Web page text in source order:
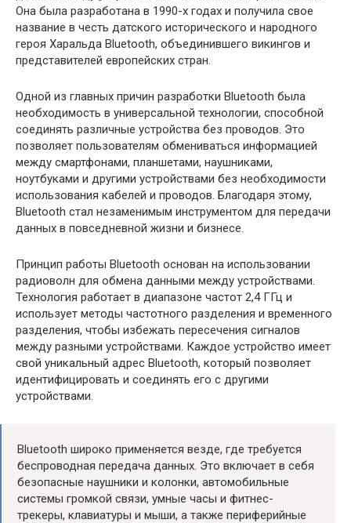
Она была разработана в 1990-х годах и получила свое
название в честь датского исторического и народного
героя Харальда Bluetooth, объединившего викингов и
представителей европейских стран.
Одной из главных причин разработки Bluetooth была
необходимость в универсальной технологии, способной
соединять различные устройства без проводов. Это
позволяет пользователям обмениваться информацией
между смартфонами, планшетами, наушниками,
ноутбуками и другими устройствами без необходимости
использования кабелей и проводов. Благодаря этому,
Bluetooth стал незаменимым инструментом для передачи
данных в повседневной жизни и бизнесе.
Принцип работы Bluetooth основан на использовании
радиоволн для обмена данными между устройствами.
Технология работает в диапазоне частот 2,4 ГГц и
использует методы частотного разделения и временного
разделения, чтобы избежать пересечения сигналов
между разными устройствами. Каждое устройство имеет
свой уникальный адрес Bluetooth, который позволяет
идентифицировать и соединять его с другими
устройствами.
Bluetooth широко применяется везде, где требуется
беспроводная передача данных. Это включает в себя
безопасные наушники и колонки, автомобильные
системы громкой связи, умные часы и фитнес-
трекеры, клавиатуры и мыши, а также периферийные